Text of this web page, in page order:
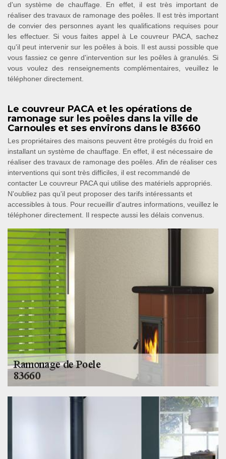
d'un système de chauffage. En effet, il est très important de
réaliser des travaux de ramonage des poêles. Il est très important
de convier des personnes ayant les qualifications requises pour
les effectuer. Si vous faites appel à Le couvreur PACA, sachez
qu'il peut intervenir sur les poêles à bois. Il est aussi possible que
vous fassiez ce genre d'intervention sur les poêles à granulés. Si
vous voulez des renseignements complémentaires, veuillez le
téléphoner directement.
Le couvreur PACA et les opérations de
ramonage sur les poêles dans la ville de
Carnoules et ses environs dans le 83660
Les propriétaires des maisons peuvent être protégés du froid en
installant un système de chauffage. En effet, il est nécessaire de
réaliser des travaux de ramonage des poêles. Afin de réaliser ces
interventions qui sont très difficiles, il est recommandé de
contacter Le couvreur PACA qui utilise des matériels appropriés.
N'oubliez pas qu'il peut proposer des tarifs intéressants et
accessibles à tous. Pour recueillir d'autres informations, veuillez le
téléphoner directement. Il respecte aussi les délais convenus.